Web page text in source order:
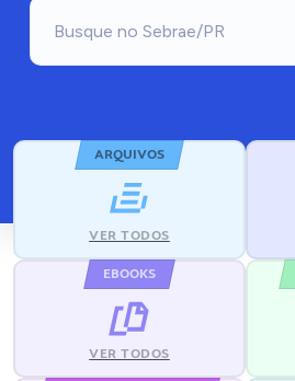
ARQUIVOS
VER TODOS
EBOOKS
VER TODOS